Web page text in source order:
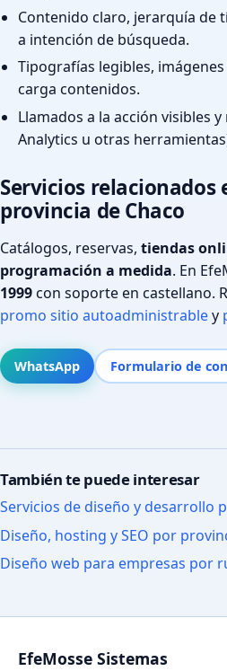
Contenido claro, jerarquía de
a intención de búsqueda.
Tipografías legibles,
carga contenidos.
Llamados a la acción visibles
Analytics u otras
Servicios relacionados
provincia de Chaco
Catálogos, reservas, tiendas
programación a medida. En
1999con soporte en castellano.
promo sitio autoadministrabley
WhatsApp Formulario de
También te puede interesar
Servicios de diseño y desarrollo
Diseño, hosting y SEO por
Diseño web para empresas por
EfeMosse Sistemas